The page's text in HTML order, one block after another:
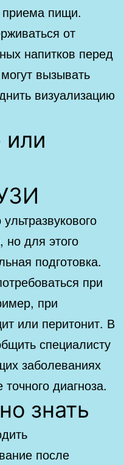
приема пищи.
от
напитков перед
вызывать
визуализацию
или
но для этого
подготовка.
при
при
или перитонит. В
специалисту
заболеваниях
диагноза.
знать
после